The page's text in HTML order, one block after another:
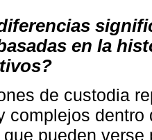
en la
de custodia
complejos
pueden